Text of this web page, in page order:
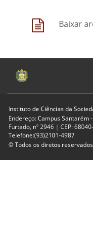
Baixar
Instituto de Ciências da
Endereço: Campus Santarém
Furtado, n° 2946 | CEP:
Telefone:(93)2101-4987
© Todos os diretos